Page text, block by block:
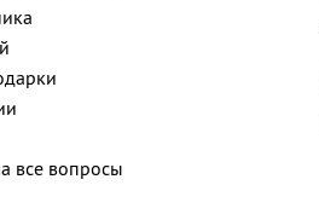
все вопросы